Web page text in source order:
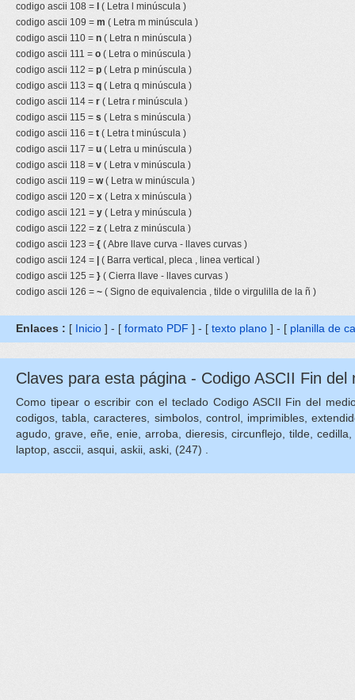
codigo ascii 108 =
( Letra l minúscula )
codigo ascii 109 = m ( Letra m minúscula )
codigo ascii 110 = n ( Letra n minúscula )
codigo ascii 111 = o ( Letra o minúscula )
codigo ascii 112 = p ( Letra p minúscula )
codigo ascii 113 = q ( Letra q minúscula )
codigo ascii 114 = r ( Letra r minúscula )
codigo ascii 115 = s ( Letra s minúscula )
codigo ascii 116 = t ( Letra t minúscula )
codigo ascii 117 = u ( Letra u minúscula )
codigo ascii 118 = v ( Letra v minúscula )
codigo ascii 119 = w( Letra w minúscula )
codigo ascii 120 = x ( Letra x minúscula )
codigo ascii 121 = y ( Letra y minúscula )
codigo ascii 122 = z ( Letra z minúscula )
codigo ascii 123 = { ( Abre llave curva - llaves curvas )
codigo ascii 124 =
( Barra vertical, pleca , linea vertical )
codigo ascii 125 = } ( Cierra llave - llaves curvas )
codigo ascii 126 = ~ ( Signo de equivalencia , tilde o virgulilla de la ñ )
Enlaces : [ Inicio ] - [ formato PDF ] - [ texto plano ] - [ planilla de
Claves para esta página - Codigo ASCII Fin del
Como tipear o escribir con el teclado Codigo ASCII Fin del
codigos, tabla, caracteres, simbolos, control, imprimibles,
agudo, grave, eñe, enie, arroba, dieresis, circunflejo, tilde,
laptop, asccii, asqui, askii, aski, (247) .